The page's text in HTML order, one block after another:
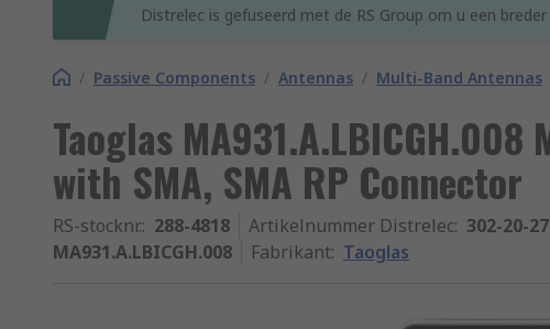
Distrelec is gefuseerd met de RS Group om u een
/ Passive Components / Antennas / Multi-Band Antennas
Taoglas
with SMA, SMA RP Connector
RS-stocknr.: 288-4818 Artikelnummer Distrelec: 302-20-
MA931.A.LBICGH.008
Fabrikant: Taoglas